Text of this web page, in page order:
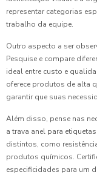
representar categorias
trabalho da equipe.
Outro aspecto a ser
Pesquise e compare
ideal entre custo e
oferece produtos de alta
garantir que suas
Além disso, pense nas
a trava anel para
distintos, como
produtos químicos.
especificidades para um